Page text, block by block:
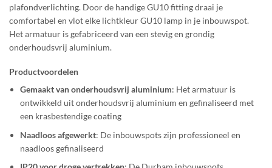
plafondverlichting. Door de handige GU10 fitting draai je
comfortabel en vlot elke lichtkleur GU10 lamp in je inbouwspot.
Het armatuur is gefabriceerd van een stevig en grondig
onderhoudsvrij aluminium.
Productvoordelen
Gemaakt van onderhoudsvrij aluminium: Het armatuur is
ontwikkeld uit onderhoudsvrij aluminium en gefinaliseerd met
een krasbestendige coating
Naadloos afgewerkt: De inbouwspots zijn professioneel en
naadloos gefinaliseerd